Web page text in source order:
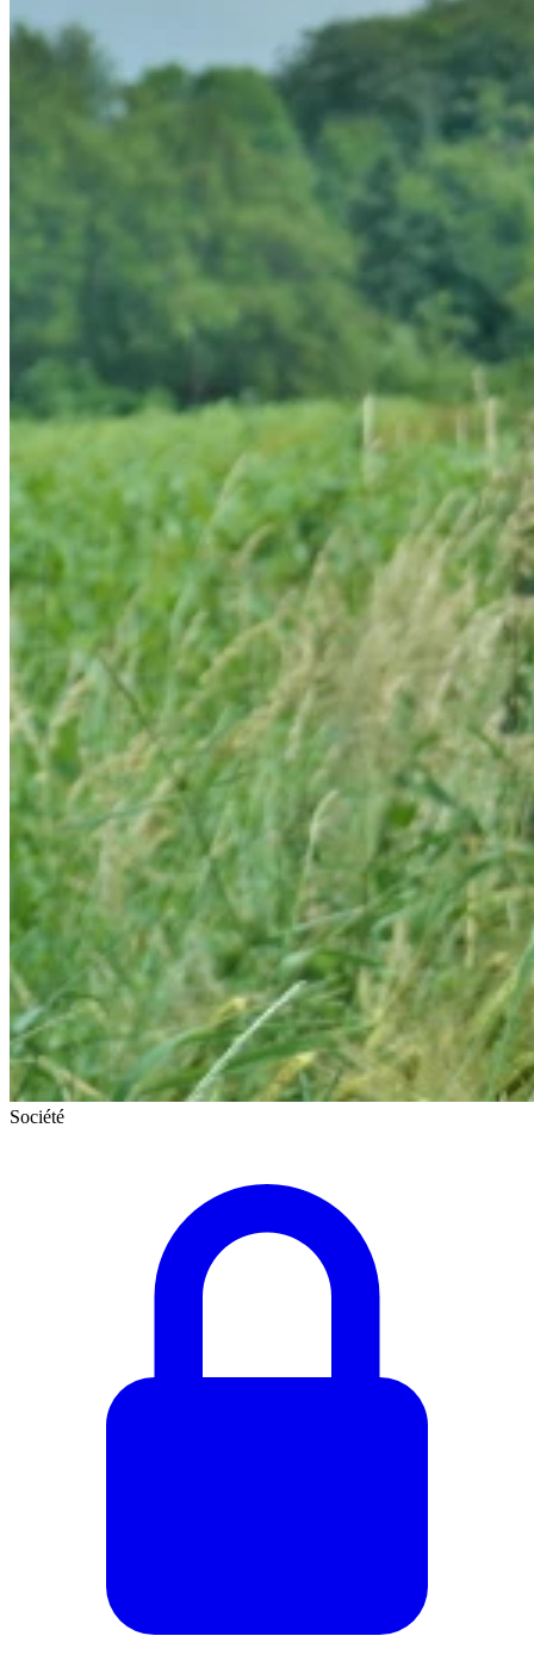
Société